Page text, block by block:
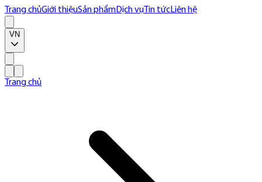
Trang chủGiới thiệuSản phẩmDịch vụ Tin tứcLiên hệ
VN
Trang chủ